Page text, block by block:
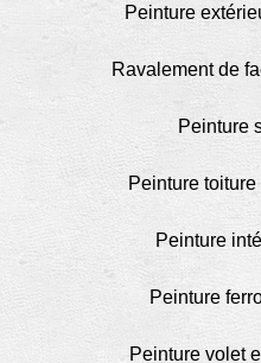
Peinture
Ravalement de
Peinture
Peinture
Peinture
Peinture
Peinture volet